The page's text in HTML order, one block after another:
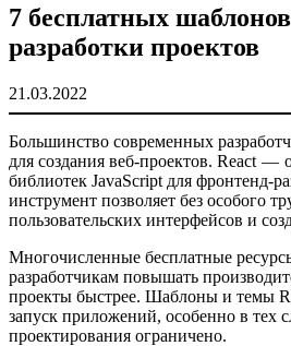
7 бесплатных
разработки проектов
21.03.2022
Большинство современных
для создания веб-проектов. React —
библиотек JavaScript для фронтенд-
инструмент позволяет без особого
пользовательских интерфейсов и
Многочисленные бесплатные
разработчикам повышать
проекты быстрее. Шаблоны и темы
запуск приложений, особенно в тех
проектирования ограничено.